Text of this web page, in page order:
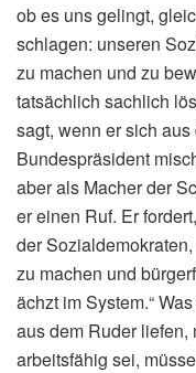
ob es uns gelingt,
schlagen: unseren
zu machen und zu
tatsächlich sachlich
sagt, wenn er sich
Bundespräsident
aber als Macher der
er einen Ruf. Er
der
zu machen und
ächzt im System.“
aus dem Ruder liefen,
arbeitsfähig sei,